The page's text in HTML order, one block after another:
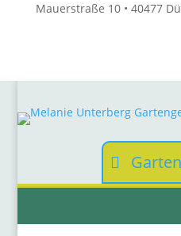
Mauerstraße 10 • 40477